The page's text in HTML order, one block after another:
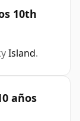
10th
Island.
años